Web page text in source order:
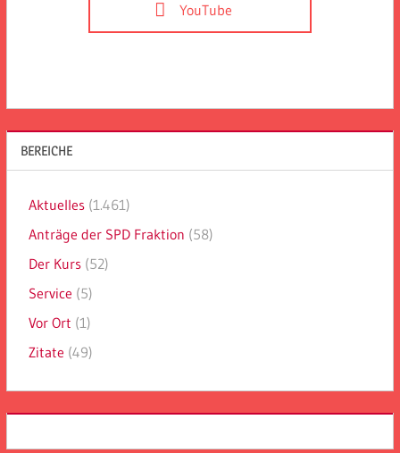
YouTube
BEREICHE
Aktuelles(1.461)
Anträge der SPD Fraktion (58)
Der Kurs(52)
Service (5)
Vor Ort (1)
Zitate (49)